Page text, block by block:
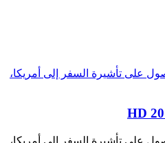
على تأشيرة السفر إلى أمريكا،
على تأشيرة السفر إلى أمريكا،